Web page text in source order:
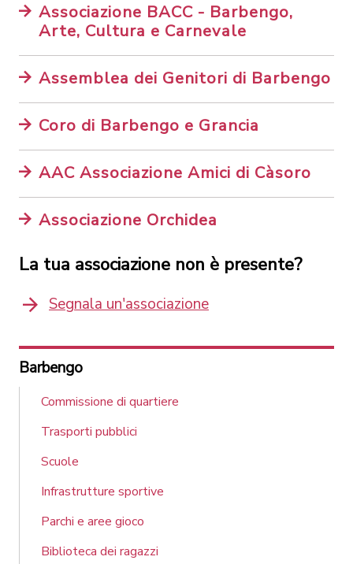
Associazione BACC - Barbengo,
Arte, Cultura e Carnevale
Assemblea dei Genitori di Barbengo
Coro di Barbengo e Grancia
AAC Associazione Amici di Càsoro
Associazione Orchidea
La tua associazione non è presente?
Segnala un'associazione
Barbengo
Commissione di quartiere
Trasporti pubblici
Scuole
Infrastrutture sportive
Parchi e aree gioco
Biblioteca dei ragazzi